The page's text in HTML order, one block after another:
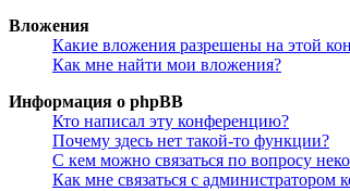
Вложения
Какие вложения разрешены на этой
Как мне найти мои вложения?
Информация о phpBB
Кто написал эту конференцию?
Почему здесь нет такой-то функции?
С кем можно связаться по вопросу
Как мне связаться с администратором